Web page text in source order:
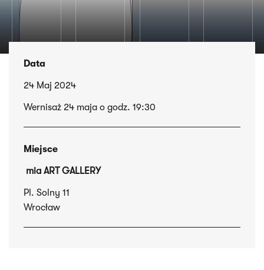
Data
24 Maj 2024
Wernisaż 24 maja o godz. 19:30
Miejsce
mia ART GALLERY
Pl. Solny 11
Wrocław